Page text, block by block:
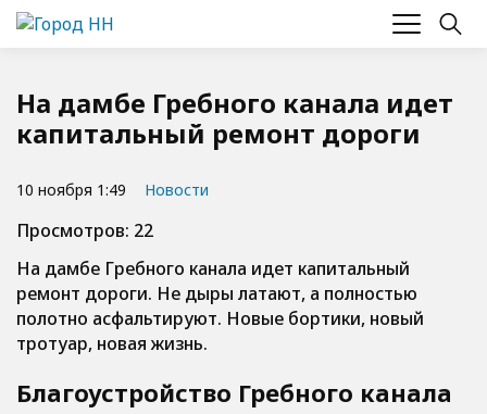
На дамбе Гребного канала идет
капитальный ремонт дороги
10 ноября 1:49 Новости
Просмотров: 22
На дамбе Гребного канала идет капитальный
ремонт дороги. Не дыры латают, а полностью
полотно асфальтируют. Новые бортики, новый
тротуар, новая жизнь.
Благоустройство Гребного канала